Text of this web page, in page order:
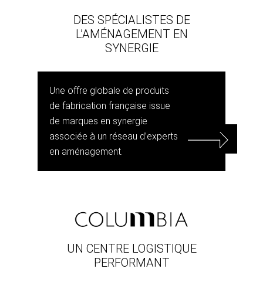
DES SPÉCIALISTES DE
L’AMÉNAGEMENT EN
SYNERGIE
Une offre globale de produits
de fabrication française issue
de marques en synergie
associée à un réseau d’experts
en aménagement.
UN CENTRE LOGISTIQUE
PERFORMANT